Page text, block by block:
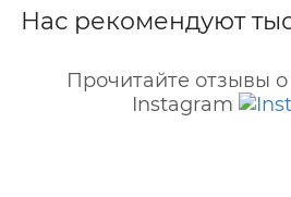
Нас рекомендуют
Прочитайте отзывы
Instagram